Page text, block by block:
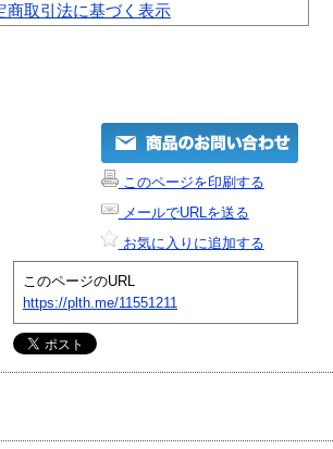
商取引法に基づく表示
このページを印刷する
メールでURLを送る
お気に入りに追加する
このページのURL
https://plth.me/11551211